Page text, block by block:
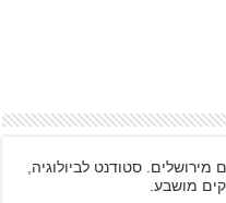
מירושלים. סטודנט לביולוגיה,
מושבע.